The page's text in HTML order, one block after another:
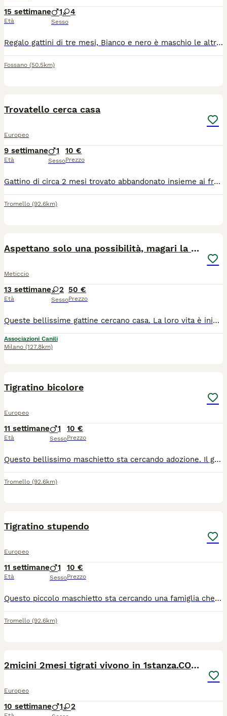
15 settimane
Età
1 4
Sesso
Regalo gattini di tre mesi, Bianco e nero è maschio le altre sono femmine. Presso Fossano CN Adottabili subito
Fossano (50.5km)
Trovatello cerca casa
Europeo
9 settimane
Età
1
Sesso
10 €
Prezzo
Gattino di circa 2 mesi trovato abbandonato insieme ai fratelli cerca casa! Ha già effettuato controlli veterinari e sverminazione
Tromello (92.6km)
Aspettano solo una possibilità, magari la tua
Meticcio
13 settimane
Età
2
Sesso
50 €
Prezzo
Queste bellissime gattine cercano casa. La loro vita è iniziata nel modo più ingiusto, sono state abbandonate quando avrebbero avuto bisogno di amore e protezione. Nonostante tutto non hanno perso la fiducia nelle persone. Sono gattine affettuose, curiosa, giocherellone, socievoli. Pronte a riempire di fuse,amore e allegria le o la famiglia che vorrà adottarle. In arrivo a Milano zona portello Accursio. Vaccinate e sverminate. Ma se non potete venire a prendere la gattina che avete scelto sarà lei ad arrivare direttamente a casa vostra. Per info nicoletta
Associazioni Canili
Milano (127.8km)
Tigratino bicolore
Europeo
11 settimane
Età
1
Sesso
10 €
Prezzo
Questo bellissimo maschietto sta cercando adozione. Il gattino e stato gia spulciato e sverminato. Mangia in autonomia e sta usando benissimo la lettiera. Si trova a Pavia. Per chi fosse interessato mi contatti al cellulare 3338361639 o via WhatsApp Nicoletta.
Tromello (92.6km)
Tigratino stupendo
Europeo
11 settimane
Età
1
Sesso
10 €
Prezzo
Questo piccolo maschietto sta cercando una famiglia che lo ami per sempre. Il gattino e stato gia spulciato e sverminato. Mangia in autonomia e sta usando benissimo la lettiera. Si trova a Pavia. Per chi fosse interessato mi contatti al cellulare 3338361639 o via WhatsApp, Nicoletta.
Tromello (92.6km)
2micini 2mesi tigrati vivono in 1stanza.COSENZQ
Europeo
10 settimane 1 2